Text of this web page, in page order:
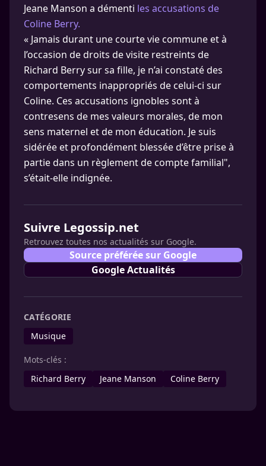
Jeane Manson a démenti les accusations de
Coline Berry.
« Jamais durant une courte vie commune et à
l’occasion de droits de visite restreints de
Richard Berry sur sa fille, je n’ai constaté des
comportements inappropriés de celui-ci sur
Coline. Ces accusations ignobles sont à
contresens de mes valeurs morales, de mon
sens maternel et de mon éducation. Je suis
sidérée et profondément blessée d’être prise à
partie dans un règlement de compte familial",
s’était-elle indignée.
Suivre Legossip.net
Retrouvez toutes nos actualités sur Google.
Source préférée sur Google
Google Actualités
CATÉGORIE
Musique
Mots-clés :
Richard Berry
Jeane Manson Coline Berry